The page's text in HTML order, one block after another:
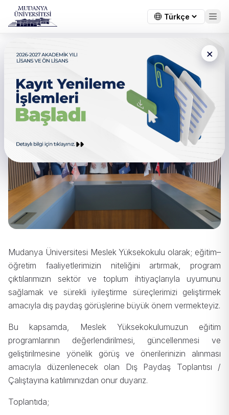
×
Dış Paydaş Toplantısı
Mudanya Üniversitesi Meslek Yüksekokulu olarak; eğitim–
öğretim faaliyetlerimizin niteliğini artırmak, program
çıktılarımızın sektör ve toplum ihtiyaçlarıyla uyumunu
sağlamak ve sürekli iyileştirme süreçlerimizi geliştirmek
amacıyla dış paydaş görüşlerine büyük önem vermekteyiz.
Bu kapsamda, Meslek Yüksekokulumuzun eğitim
programlarının değerlendirilmesi, güncellenmesi ve
geliştirilmesine yönelik görüş ve önerilerinizin alınması
amacıyla düzenlenecek olan Dış Paydaş Toplantısı /
Çalıştayına katılımınızdan onur duyarız.
Toplantıda;